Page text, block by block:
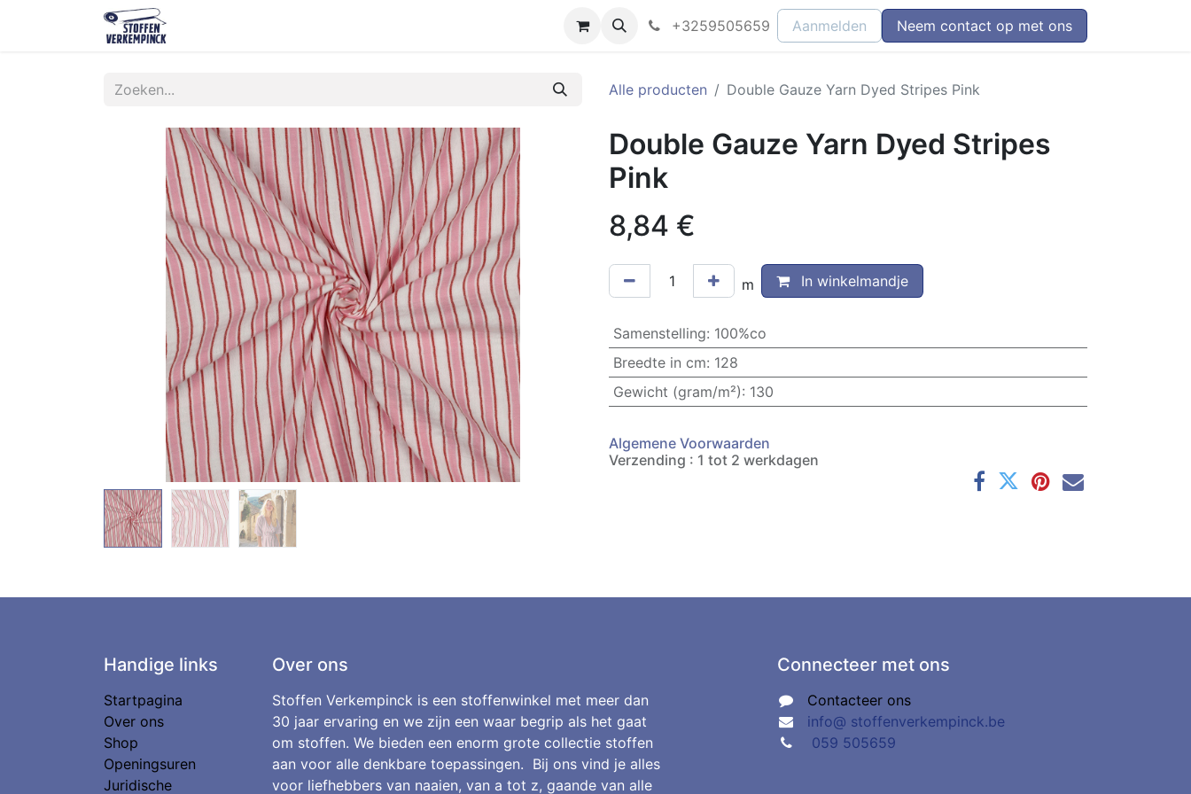
+3259505659 Aanmelden Neem contact op met ons
Alle producten Double Gauze Yarn Dyed Stripes Pink
Double Gauze Yarn Dyed Stripes
Pink
8,84 €
m In winkelmandje
Samenstelling: 100%co
Breedte in cm: 128
Gewicht (gram/m²): 130
Algemene Voorwaarden
Verzending : 1 tot 2 werkdagen
Handige links
Startpagina
Over ons
Shop
Openingsuren
Juridische
Over ons
Stoffen Verkempinck is een stoffenwinkel met meer dan
30 jaar ervaring en we zijn een waar begrip als het gaat
om stoffen. We bieden een enorm grote collectie stoffen
aan voor alle denkbare toepassingen. Bij ons vind je alles
voor liefhebbers van naaien, van a tot z, gaande van alle
Connecteer met ons
Contacteer ons
info@ stoffenverkempinck.be
059 505659